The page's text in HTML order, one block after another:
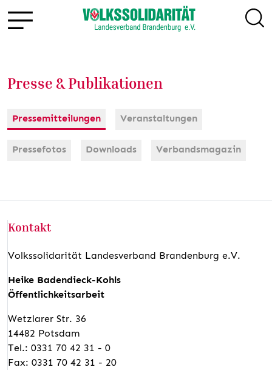
Presse & Publikationen
Pressemitteilungen Veranstaltungen
Pressefotos Downloads Verbandsmagazin
Kontakt
Volkssolidarität Landesverband Brandenburg e.V.
Heike Badendieck-Kohls
Öffentlichkeitsarbeit
Wetzlarer Str. 36
14482 Potsdam
Tel.: 0331 70 42 31 - 0
Fax: 0331 70 42 31 - 20